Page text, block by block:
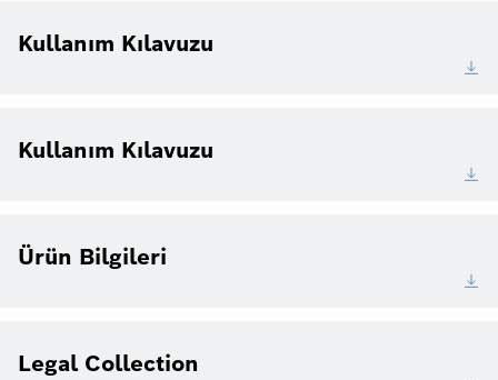
Kullanım Kılavuzu
Kullanım Kılavuzu
Ürün Bilgileri
Legal Collection